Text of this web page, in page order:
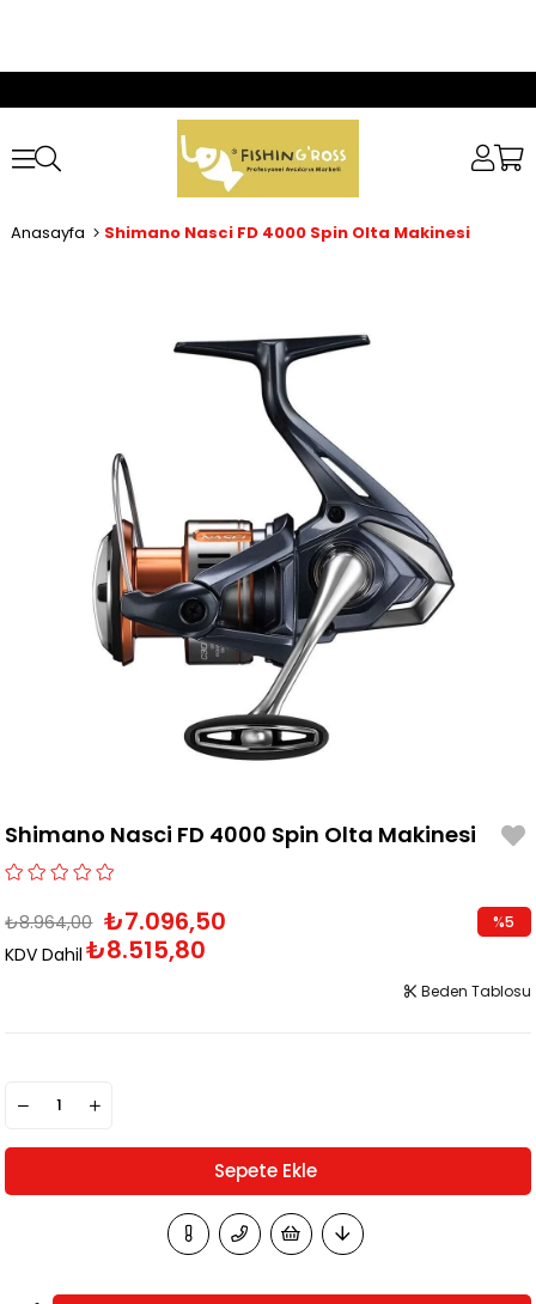
Anasayfa Shimano Nasci FD 4000 Spin Olta Makinesi
Shimano Nasci FD 4000 Spin Olta Makinesi
₺8.964,00 ₺7.096,50
KDV Dahil ₺8.515,80
%5
Beden Tablosu